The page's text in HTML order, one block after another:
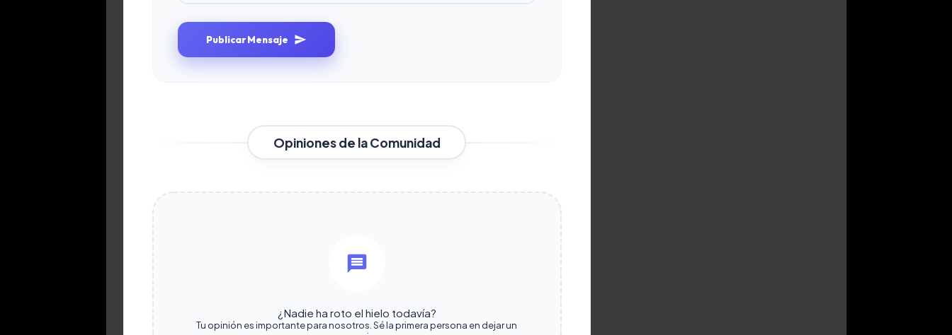
Publicar Mensaje
Opiniones de la Comunidad
¿Nadie ha roto el hielo todavía?
Tu opinión es importante para nosotros. Sé la primera persona en dejar un